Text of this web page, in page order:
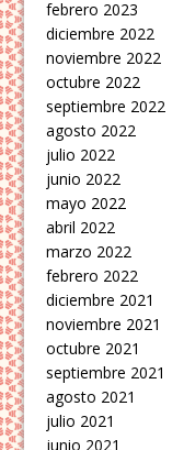
febrero 2023
diciembre 2022
noviembre 2022
octubre 2022
septiembre 2022
agosto 2022
julio 2022
junio 2022
mayo 2022
abril 2022
marzo 2022
febrero 2022
diciembre 2021
noviembre 2021
octubre 2021
septiembre 2021
agosto 2021
julio 2021
junio 2021